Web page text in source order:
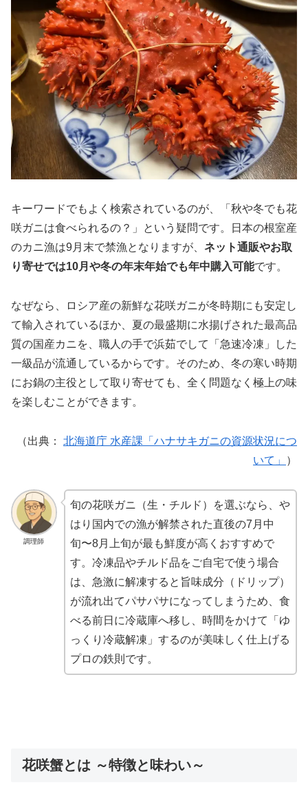
キーワードでもよく検索されているのが、「秋や冬でも花
咲ガニは食べられるの？」という疑問です。日本の根室産
のカニ漁は9月末で禁漁となりますが、 ネット通販やお取
り寄せでは10月や冬の年末年始でも年中購入可能です。
なぜなら、ロシア産の新鮮な花咲ガニが冬時期にも安定し
て輸入されているほか、夏の最盛期に水揚げされた最高品
質の国産カニを、職人の手で浜茹でして「急速冷凍」した
一級品が流通しているからです。そのため、冬の寒い時期
にお鍋の主役として取り寄せても、全く問題なく極上の味
を楽しむことができます。
（出典： 北海道庁 水産課「ハナサキガニの資源状況につ
いて」
）
調理師
旬の花咲ガニ（生・チルド）を選ぶなら、や
はり国内での漁が解禁された直後の7月中
旬〜8月上旬が最も鮮度が高くおすすめで
す。冷凍品やチルド品をご自宅で使う場合
は、急激に解凍すると旨味成分（ドリップ）
が流れ出てパサパサになってしまうため、食
べる前日に冷蔵庫へ移し、時間をかけて「ゆ
っくり冷蔵解凍」するのが美味しく仕上げる
プロの鉄則です。
花咲蟹とは ～特徴と味わい～